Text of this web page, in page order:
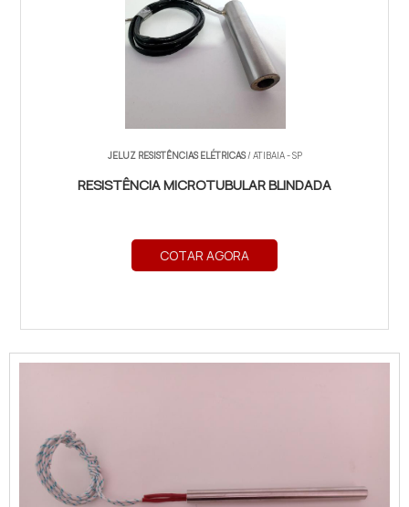
JELUZ RESISTÊNCIAS ELÉTRICAS/ ATIBAIA - SP
RESISTÊNCIA MICROTUBULAR BLINDADA
COTAR AGORA